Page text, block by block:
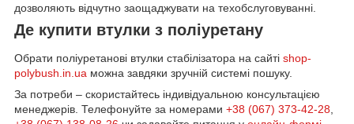
дозволяють відчутно заощаджувати на техобслуговуванні.
Де купити втулки з поліуретану
Обрати поліуретанові втулки стабілізатора на сайті shop-
polybush.in.ua можна завдяки зручній системі пошуку.
За потреби – скористайтесь індивідуальною консультацією
менеджерів. Телефонуйте за номерами +38 (067) 373-42-28